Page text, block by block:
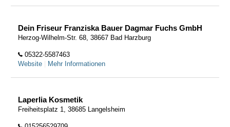
Dein Friseur Franziska Bauer Dagmar Fuchs GmbH
Herzog-Wilhelm-Str. 68, 38667 Bad Harzburg
05322-5587463
Website
Mehr Informationen
Laperlia Kosmetik
Freiheitsplatz 1, 38685 Langelsheim